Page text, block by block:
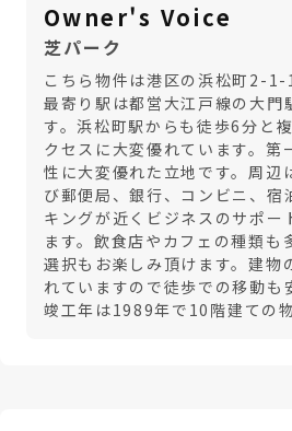
Owner's Voice
芝パーク
こちら物件は港区の浜松町2-1-
最寄り駅は都営大江戸線の大門
す。浜松町駅からも徒歩6分と
クセスに大変優れています。第
性に大変優れた立地です。周辺
び郵便局、銀行、コンビニ、宿
キングが近くビジネスのサポー
ます。飲食店やカフェの種類も
選択もお楽しみ頂けます。建物
れていますので徒歩での移動も
竣工年は1989年で10階建ての物